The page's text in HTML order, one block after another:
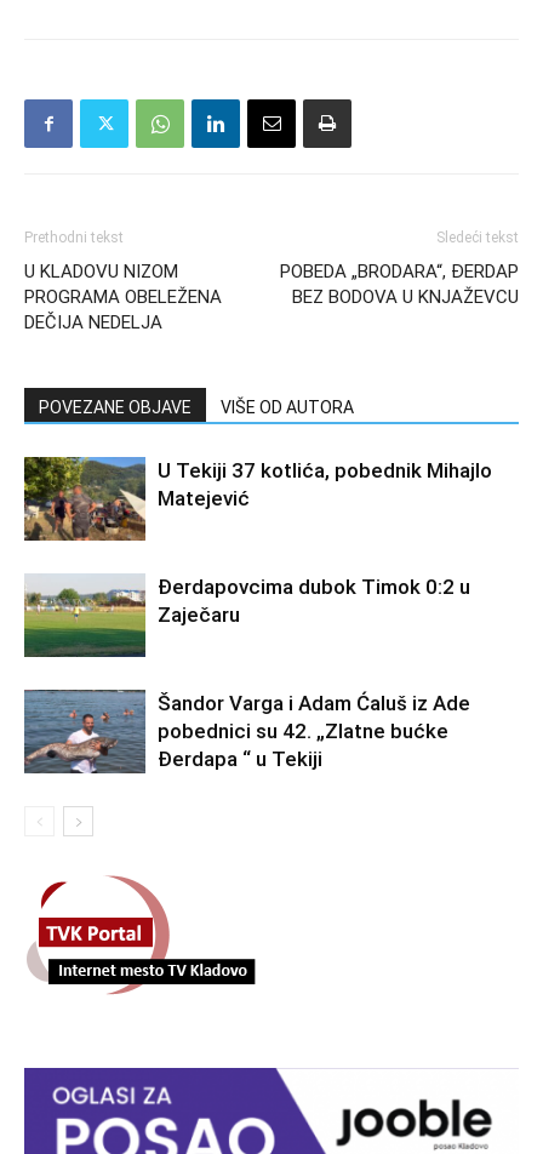
Prethodni tekst
U KLADOVU NIZOM
PROGRAMA OBELEŽENA
DEČIJA NEDELJA
Sledeći tekst
POBEDA „BRODARA“, ĐERDAP
BEZ BODOVA U KNJAŽEVCU
POVEZANE OBJAVE VIŠE OD AUTORA
U Tekiji 37 kotlića, pobednik Mihajlo
Matejević
Đerdapovcima dubok Timok 0:2 u
Zaječaru
Šandor Varga i Adam Ćaluš iz Ade
pobednici su 42. „Zlatne bućke
Đerdapa “ u Tekiji